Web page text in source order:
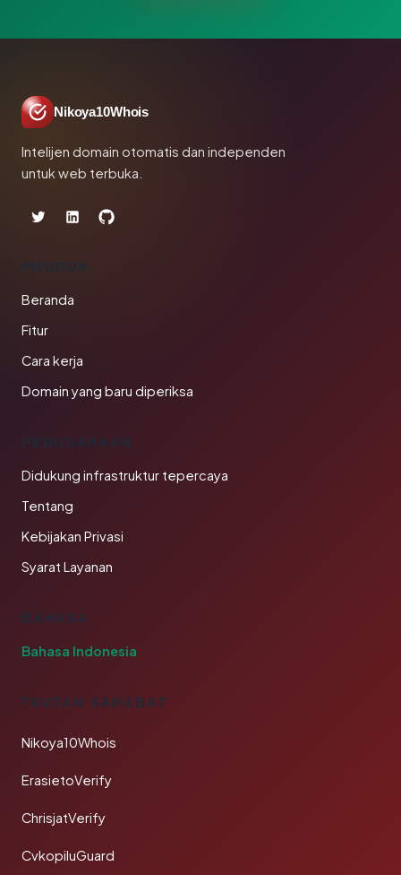
Nikoya10Whois
Intelijen domain otomatis dan independen
untuk web terbuka.
PRODUK
Beranda
Fitur
Cara kerja
Domain yang baru diperiksa
PERUSAHAAN
Didukung infrastruktur tepercaya
Tentang
Kebijakan Privasi
Syarat Layanan
BAHASA
Bahasa Indonesia
TAUTAN SAHABAT
Nikoya10Whois
ErasietoVerify
ChrisjatVerify
CvkopiluGuard